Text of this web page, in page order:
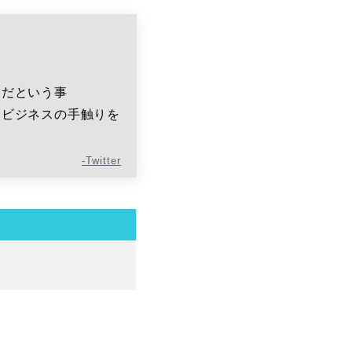
という事
ジネスの手触りを
-Twitter